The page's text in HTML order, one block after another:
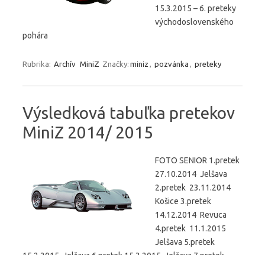
15.3.2015 – 6. preteky
východoslovenského
pohára
Rubrika: Archív MiniZ Značky: miniz pozvánka preteky
Výsledková tabuľka pretekov
MiniZ 2014/ 2015
FOTO SENIOR 1.pretek
27.10.2014 Jelšava
2.pretek 23.11.2014
Košice 3.pretek
14.12.2014 Revuca
4.pretek 11.1.2015
Jelšava 5.pretek